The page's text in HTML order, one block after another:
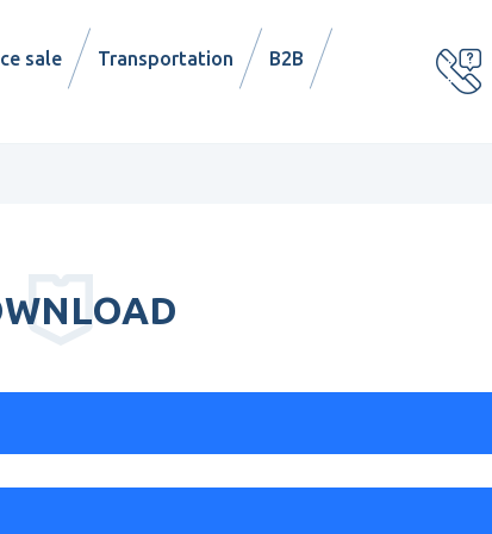
sale Transportation
B2B